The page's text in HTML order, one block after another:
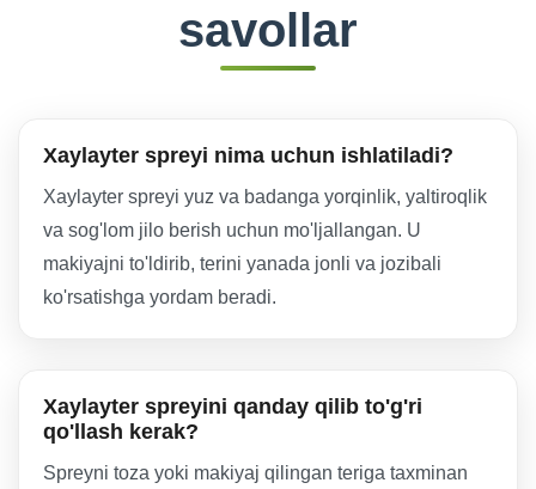
savollar
Xaylayter spreyi nima uchun ishlatiladi?
Xaylayter spreyi yuz va badanga yorqinlik, yaltiroqlik
va sog'lom jilo berish uchun mo'ljallangan. U
makiyajni to'ldirib, terini yanada jonli va jozibali
ko'rsatishga yordam beradi.
Xaylayter spreyini qanday qilib to'g'ri
qo'llash kerak?
Spreyni toza yoki makiyaj qilingan teriga taxminan